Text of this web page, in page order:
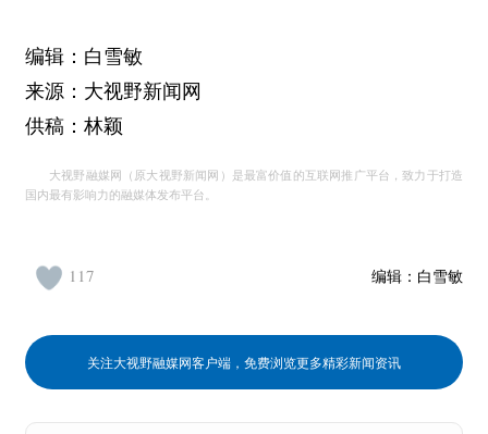
编辑：白雪敏
来源：大视野新闻网
供稿：林颖
大视野融媒网（原大视野新闻网）是最富价值的互联网推广平台，致力于打造
国内最有影响力的融媒体发布平台。
编辑： 白雪敏
117
关注大视野融媒网客户端，免费浏览更多精彩新闻资讯